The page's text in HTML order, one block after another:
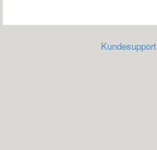
Kundesupport